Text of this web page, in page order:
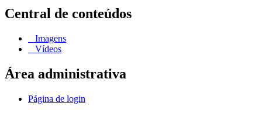
Central de conteúdos
Imagens
Vídeos
Área administrativa
Página de login